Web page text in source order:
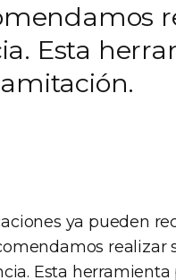
Esta
ya pueden
Esta